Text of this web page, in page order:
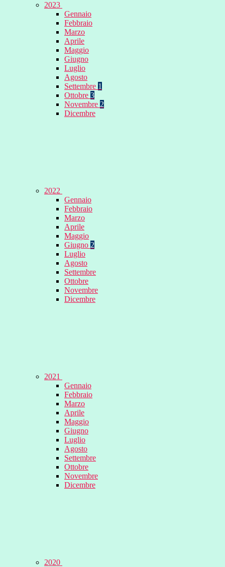
2023
Gennaio
Febbraio
Marzo
Aprile
Maggio
Giugno
Luglio
Agosto
Settembre 1
Ottobre 3
Novembre 2
Dicembre
2022
Gennaio
Febbraio
Marzo
Aprile
Maggio
Giugno 2
Luglio
Agosto
Settembre
Ottobre
Novembre
Dicembre
2021
Gennaio
Febbraio
Marzo
Aprile
Maggio
Giugno
Luglio
Agosto
Settembre
Ottobre
Novembre
Dicembre
2020